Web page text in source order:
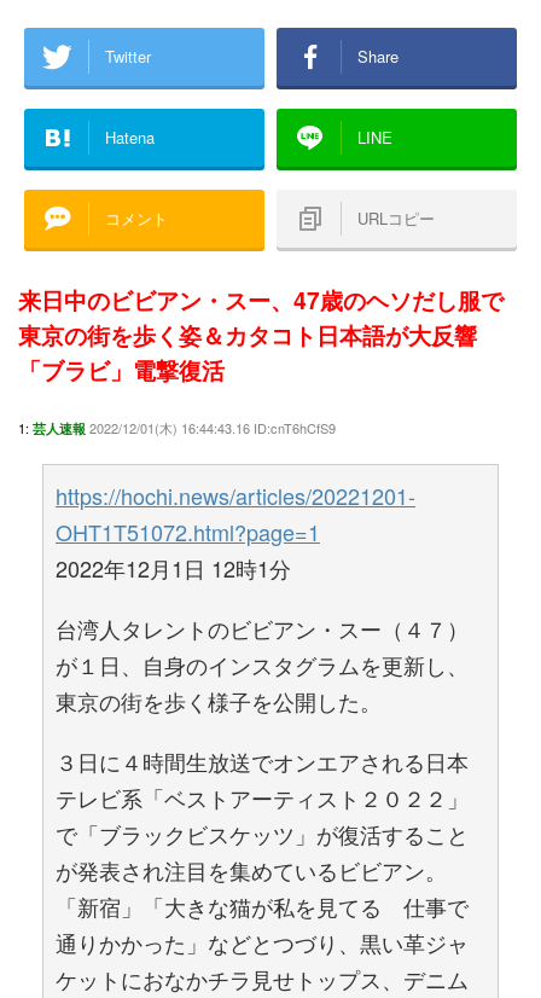
Twitter Share
Hatena LINE
コメント URLコピー
来日中のビビアン・スー、47歳のヘソだし服で
東京の街を歩く姿＆カタコト日本語が大反響
「ブラビ」電撃復活
1: 芸人速報 2022/12/01(木) 16:44:43.16 ID:cnT6hCfS9
https://hochi.news/articles/20221201-
OHT1T51072.html?page=1
2022年12月1日 12時1分
台湾人タレントのビビアン・スー（４７）
が１日、自身のインスタグラムを更新し、
東京の街を歩く様子を公開した。
３日に４時間生放送でオンエアされる日本
テレビ系「ベストアーティスト２０２２」
で「ブラックビスケッツ」が復活すること
が発表され注目を集めているビビアン。
「新宿」「大きな猫が私を見てる 仕事で
通りかかった」などとつづり、黒い革ジャ
ケットにおなかチラ見せトップス、デニム